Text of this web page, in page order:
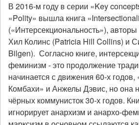
В 2016-м году в серии «Key
«Polity» вышла книга
(«Интерсекциональность»),
Хил Колинс (Patricia Hill Collins) и
Bilgen). Согласно книге,
феминизм - это продолжение
начинается с движения 60-х годов,
Комбахи» и Анжелы Дэвис, но она
чёрных коммунисток 30-х годов.
игнорирует анархизм и анархо-